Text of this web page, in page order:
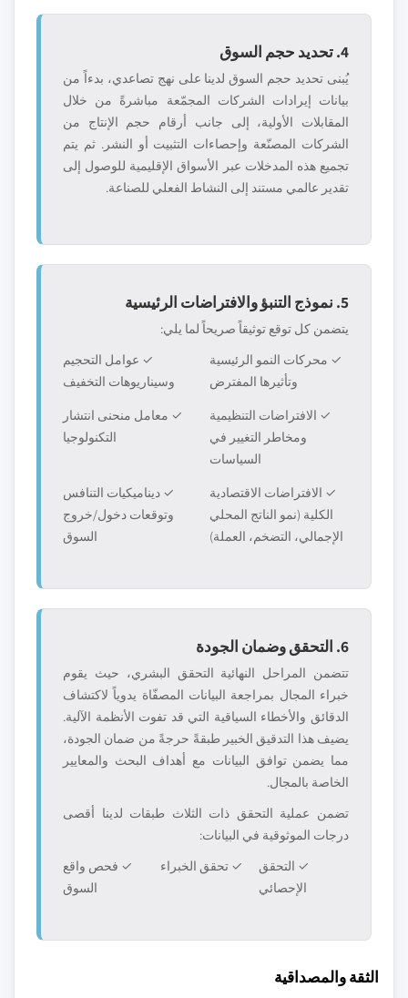
4. تحديد حجم السوق
يُبنى تحديد حجم السوق لدينا على نهج تصاعدي، بدءاً من
بيانات إيرادات الشركات المجمّعة مباشرةً من خلال
المقابلات الأولية، إلى جانب أرقام حجم الإنتاج من
الشركات المصنّعة وإحصاءات التثبيت أو النشر. ثم يتم
تجميع هذه المدخلات عبر الأسواق الإقليمية للوصول إلى
تقدير عالمي مستند إلى النشاط الفعلي للصناعة.
5. نموذج التنبؤ والافتراضات الرئيسية
يتضمن كل توقع توثيقاً صريحاً لما يلي:
✓ محركات النمو الرئيسية
وتأثيرها المفترض
✓ عوامل التحجيم
وسيناريوهات التخفيف
✓ الافتراضات التنظيمية
ومخاطر التغيير في
السياسات
✓ معامل منحنى انتشار
التكنولوجيا
✓ الافتراضات الاقتصادية
الكلية (نمو الناتج المحلي
الإجمالي، التضخم، العملة)
✓ ديناميكيات التنافس
وتوقعات دخول/خروج
السوق
6. التحقق وضمان الجودة
تتضمن المراحل النهائية التحقق البشري، حيث يقوم
خبراء المجال بمراجعة البيانات المصفّاة يدوياً لاكتشاف
الدقائق والأخطاء السياقية التي قد تفوت الأنظمة الآلية.
يضيف هذا التدقيق الخبير طبقةً حرجةً من ضمان الجودة،
مما يضمن توافق البيانات مع أهداف البحث والمعايير
الخاصة بالمجال.
تضمن عملية التحقق ذات الثلاث طبقات لدينا أقصى
درجات الموثوقية في البيانات:
✓ التحقق
الإحصائي
✓ تحقق الخبراء
✓ فحص واقع
السوق
الثقة والمصداقية